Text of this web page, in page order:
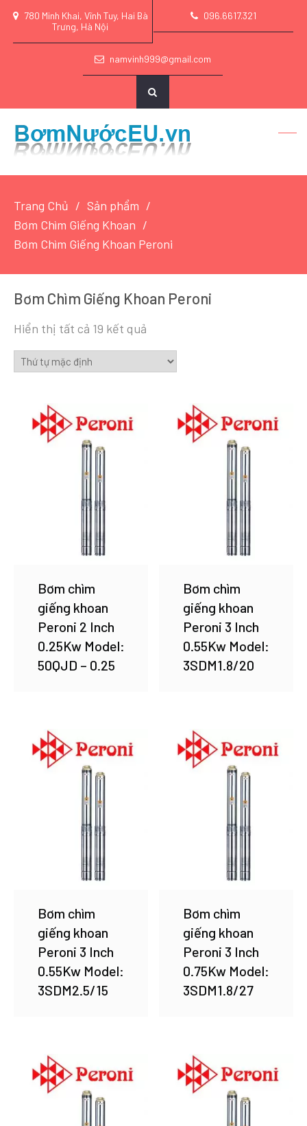
780 Minh Khai, Vĩnh Tuy, Hai Bà
Trưng, Hà Nội
096.6617.321
namvinh999@gmail.com
Trang Chủ
Sản phẩm
Bơm Chìm Giếng Khoan
Bơm Chìm Giếng Khoan Peroni
Bơm Chìm Giếng Khoan Peroni
Hiển thị tất cả 19 kết quả
Bơm chìm
giếng khoan
Peroni 2 Inch
0.25Kw Model:
50QJD – 0.25
Bơm chìm
giếng khoan
Peroni 3 Inch
0.55Kw Model:
3SDM1.8/20
Bơm chìm
giếng khoan
Peroni 3 Inch
0.55Kw Model:
3SDM2.5/15
Bơm chìm
giếng khoan
Peroni 3 Inch
0.75Kw Model:
3SDM1.8/27